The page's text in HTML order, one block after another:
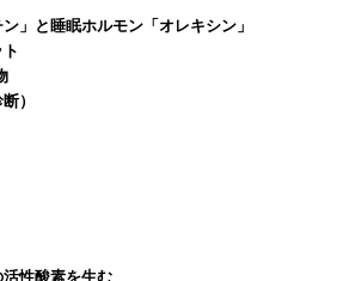
」と睡眠ホルモン「オレキシン」
）
性酸素を生む